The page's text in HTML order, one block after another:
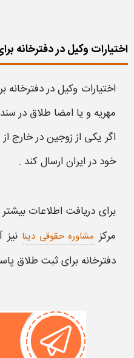
اختیارات وکیل در دفترخانه
اختیارات وکیل در دفترخانه
مهریه و یا امضا طلاق در
اگر یکی از زوجین در خارج
خود در ایران ارسال کند .
برای دریافت اطلاعات
مرکز مشاوره حقوقی دینا نیز
دفترخانه برای ثبت طلاق